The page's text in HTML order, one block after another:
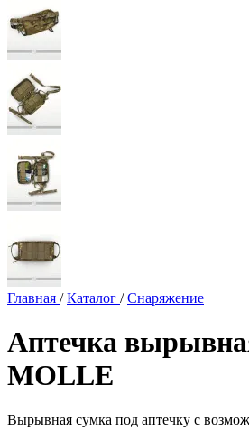
Главная / Каталог / Снаряжение
Аптечка
MOLLE
Вырывная сумка под аптечку с